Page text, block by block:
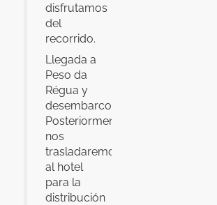
disfrutamos
del
recorrido.
Llegada a
Peso da
Régua y
desembarco.
Posteriormente
nos
trasladaremos
al hotel
para la
distribución